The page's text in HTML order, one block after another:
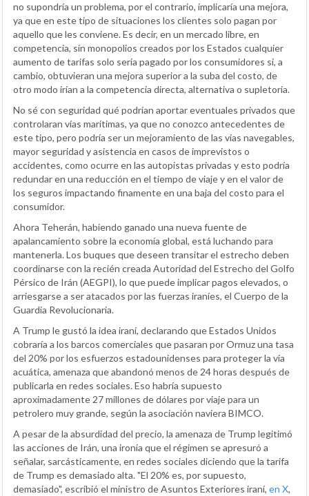
no supondría un problema, por el contrario, implicaría una mejora,
ya que en este tipo de situaciones los clientes solo pagan por
aquello que les conviene. Es decir, en un mercado libre, en
competencia, sin monopolios creados por los Estados cualquier
aumento de tarifas solo sería pagado por los consumidores si, a
cambio, obtuvieran una mejora superior a la suba del costo, de
otro modo irían a la competencia directa, alternativa o supletoria.
No sé con seguridad qué podrían aportar eventuales privados que
controlaran vías marítimas, ya que no conozco antecedentes de
este tipo, pero podría ser un mejoramiento de las vías navegables,
mayor seguridad y asistencia en casos de imprevistos o
accidentes, como ocurre en las autopistas privadas y esto podría
redundar en una reducción en el tiempo de viaje y en el valor de
los seguros impactando finamente en una baja del costo para el
consumidor.
Ahora Teherán, habiendo ganado una nueva fuente de
apalancamiento sobre la economía global, está luchando para
mantenerla. Los buques que deseen transitar el estrecho deben
coordinarse con la recién creada Autoridad del Estrecho del Golfo
Pérsico de Irán (AEGPI), lo que puede implicar pagos elevados, o
arriesgarse a ser atacados por las fuerzas iraníes, el Cuerpo de la
Guardia Revolucionaria.
A Trump le gustó la idea iraní, declarando que Estados Unidos
cobraría a los barcos comerciales que pasaran por Ormuz una tasa
del 20% por los esfuerzos estadounidenses para proteger la vía
acuática, amenaza que abandonó menos de 24 horas después de
publicarla en redes sociales. Eso habría supuesto
aproximadamente 27 millones de dólares por viaje para un
petrolero muy grande, según la asociación naviera BIMCO.
A pesar de la absurdidad del precio, la amenaza de Trump legitimó
las acciones de Irán, una ironía que el régimen se apresuró a
señalar, sarcásticamente, en redes sociales diciendo que la tarifa
de Trump es demasiado alta. "El 20% es, por supuesto,
demasiado", escribió el ministro de Asuntos Exteriores iraní, en X,